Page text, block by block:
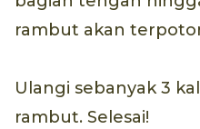
rambut akan
Ulangi sebanyak 3
rambut. Selesai!